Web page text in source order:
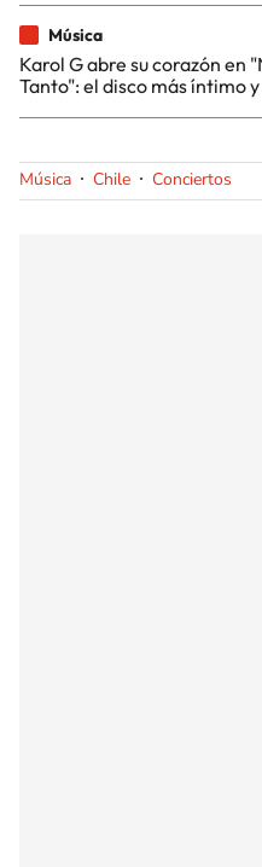
Música
Karol G abre su corazón en
Tanto": el disco más íntimo
Música Chile Conciertos